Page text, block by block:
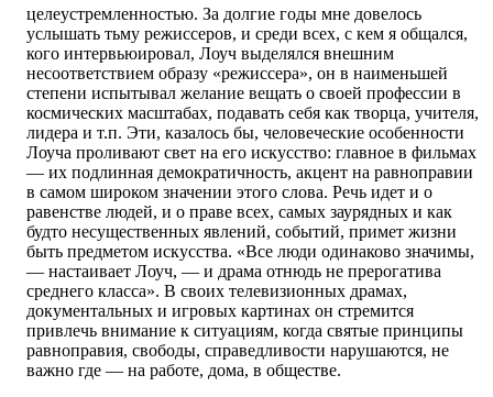
целеустремленностью. За долгие годы мне довелось
услышать тьму режиссеров, и среди всех, с кем я общался,
кого интервьюировал, Лоуч выделялся внешним
несоответствием образу «режиссера», он в наименьшей
степени испытывал желание вещать о своей профессии в
космических масштабах, подавать себя как творца, учителя,
лидера и т.п. Эти, казалось бы, человеческие особенности
Лоуча проливают свет на его искусство: главное в фильмах
— их подлинная демократичность, акцент на равноправии
в самом широком значении этого слова. Речь идет и о
равенстве людей, и о праве всех, самых заурядных и как
будто несущественных явлений, событий, примет жизни
быть предметом искусства. «Все люди одинаково значимы,
— настаивает Лоуч, — и драма отнюдь не прерогатива
среднего класса». В своих телевизионных драмах,
документальных и игровых картинах он стремится
привлечь внимание к ситуациям, когда святые принципы
равноправия, свободы, справедливости нарушаются, не
важно где — на работе, дома, в обществе.